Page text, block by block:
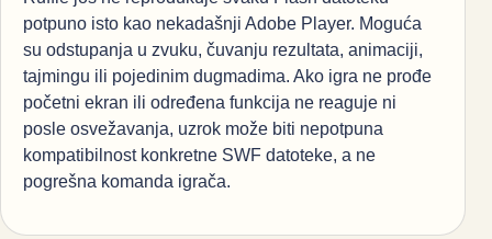
potpuno isto kao nekadašnji Adobe Player. Moguća
su odstupanja u zvuku, čuvanju rezultata, animaciji,
tajmingu ili pojedinim dugmadima. Ako igra ne prođe
početni ekran ili određena funkcija ne reaguje ni
posle osvežavanja, uzrok može biti nepotpuna
kompatibilnost konkretne SWF datoteke, a ne
pogrešna komanda igrača.